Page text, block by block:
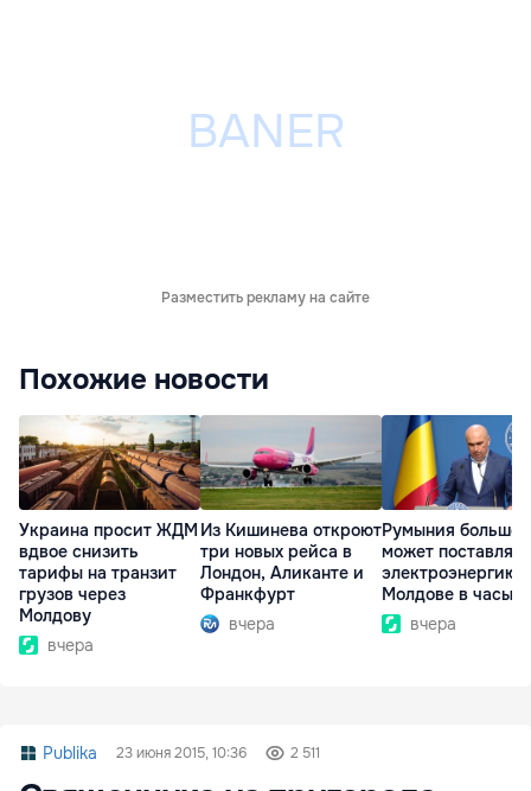
Разместить рекламу на сайте
Похожие новости
Украина просит ЖДМ
вдвое снизить
тарифы на транзит
грузов через
Молдову
вчера
Из Кишинева откроют
три новых рейса в
Лондон, Аликанте и
Франкфурт
вчера
Румыния больше
может поставлять
электроэнергию
Молдове в часы
вчера
Publika 23 июня 2015, 10:36 2 511